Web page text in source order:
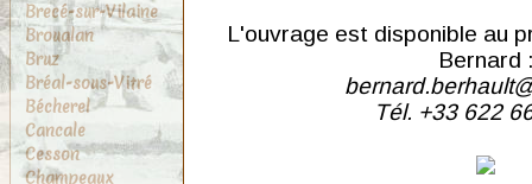
Brecé-sur-Vilaine
Broualan
Bruz
Bréal-sous-Vitré
Bécherel
Cancale
Cesson
Champeaux
L'ouvrage est disponible au
Bernard
Tél. +33 622